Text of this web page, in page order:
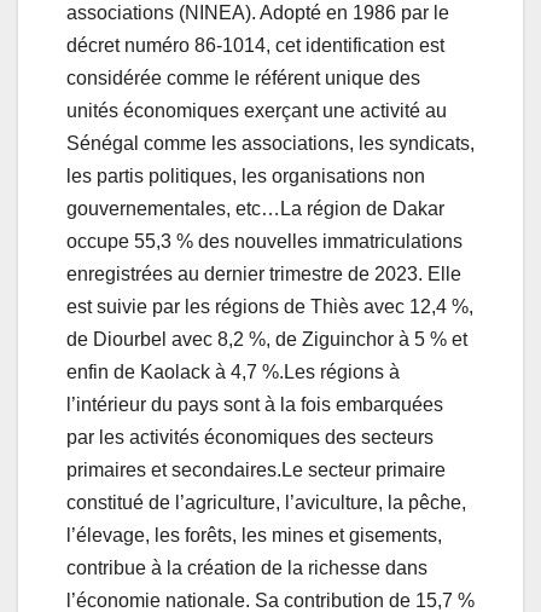
associations (NINEA). Adopté en 1986 par le
décret numéro 86-1014, cet identification est
considérée comme le référent unique des
unités économiques exerçant une activité au
Sénégal comme les associations, les syndicats,
les partis politiques, les organisations non
gouvernementales, etc…La région de Dakar
occupe 55,3 % des nouvelles immatriculations
enregistrées au dernier trimestre de 2023. Elle
est suivie par les régions de Thiès avec 12,4 %,
de Diourbel avec 8,2 %, de Ziguinchor à 5 % et
enfin de Kaolack à 4,7 %.Les régions à
l’intérieur du pays sont à la fois embarquées
par les activités économiques des secteurs
primaires et secondaires.Le secteur primaire
constitué de l’agriculture, l’aviculture, la pêche,
l’élevage, les forêts, les mines et gisements,
contribue à la création de la richesse dans
l’économie nationale. Sa contribution de 15,7 %